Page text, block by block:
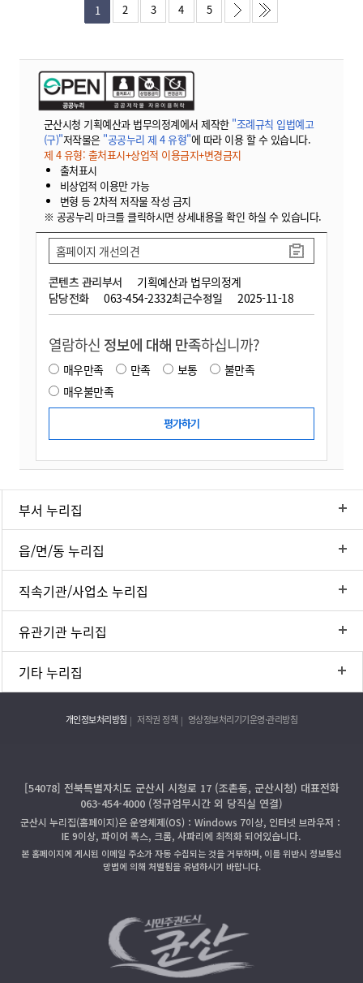
1 2 3 4 5
군산시청 기획예산과 법무의정계에서 제작한 "조례규칙 입법예고
(구)"저작물은 "공공누리 제 4 유형"에 따라 이용 할 수 있습니다.
제 4 유형: 출처표시+상업적 이용금지+변경금지
출처표시
비상업적 이용만 가능
변형 등 2차적 저작물 작성 금지
※ 공공누리 마크를 클릭하시면 상세내용을 확인 하실 수 있습니다.
콘텐츠 관리부서
기획예산과 법무의정계
담당전화
063-454-2332최근수정일 2025-11-18
홈페이지 개선의견
열람하신 정보에 대해 만족하십니까?
매우만족 만족 보통
불만족
매우불만족
부서 누리집
읍/면/동 누리집
직속기관/사업소 누리집
유관기관 누리집
기타 누리집
개인정보처리방침 저작권 정책 영상정보처리기기운영·관리방침
[54078] 전북특별자치도 군산시 시청로 17 (조촌동, 군산시청) 대표전화
063-454-4000 (정규업무시간 외 당직실 연결)
군산시 누리집(홈페이지)은 운영체제(OS)：Windows 7이상, 인터넷 브라우저：
IE 9이상, 파이어 폭스, 크롬, 사파리에 최적화 되어있습니다.
본 홈페이지에 게시된 이메일 주소가 자동 수집되는 것을 거부하며, 이를 위반시 정보통신
망법에 의해 처벌됨을 유념하시기 바랍니다.